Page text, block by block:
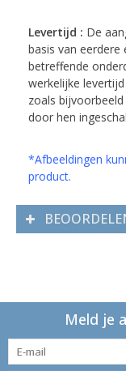
Levertijd : De
basis van eerdere
betreffende
werkelijke
zoals
door hen
*Afbeeldingen
product.
Meld je